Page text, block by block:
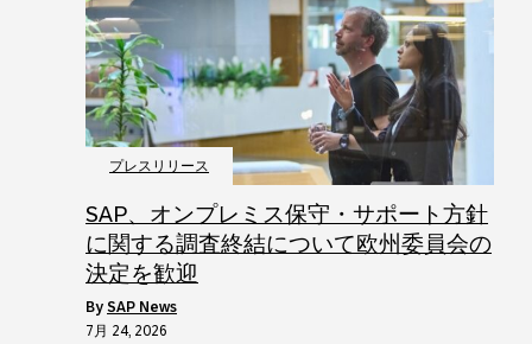
プレスリリース
SAP、オンプレミス保守・サポート方針
に関する調査終結について欧州委員会の
決定を歓迎
by SAP News
7月 24, 2026